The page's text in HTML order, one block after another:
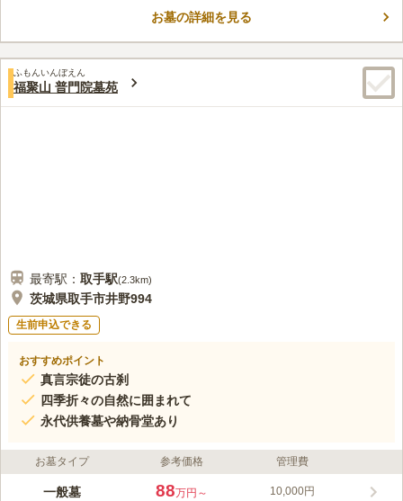
お墓の詳細を見る
ふもんいんぼえん
福聚山 普門院墓苑
最寄駅： 取手駅(2.3km)
茨城県取手市井野994
生前申込できる
おすすめポイント
真言宗徒の古刹
四季折々の自然に囲まれて
永代供養墓や納骨堂あり
お墓タイプ 参考価格 管理費
一般墓 88万円～ 10,000円